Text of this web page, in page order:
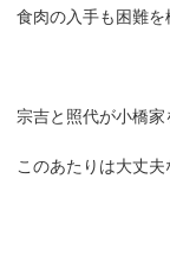
食肉の入手も困難を
宗吉と照代が小橋家
このあたりは大丈夫